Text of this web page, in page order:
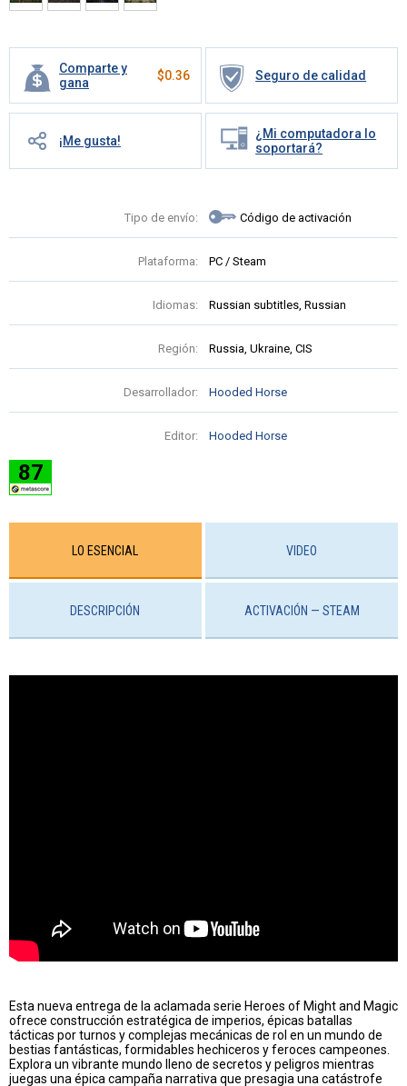
Comparte y
gana
$0.36 Seguro de calidad
¡Me gusta!
¿Mi computadora lo
soportará?
Tipo de envío: Código de activación
Plataforma: PC / Steam
Idiomas: Russian subtitles, Russian
Región: Russia, Ukraine, CIS
Desarrollador: Hooded Horse
Editor: Hooded Horse
87
LO ESENCIAL VIDEO
DESCRIPCIÓN ACTIVACIÓN — STEAM
Esta nueva entrega de la aclamada serie Heroes of Might and Magic
ofrece construcción estratégica de imperios, épicas batallas
tácticas por turnos y complejas mecánicas de rol en un mundo de
bestias fantásticas, formidables hechiceros y feroces campeones.
Explora un vibrante mundo lleno de secretos y peligros mientras
juegas una épica campaña narrativa que presagia una catástrofe